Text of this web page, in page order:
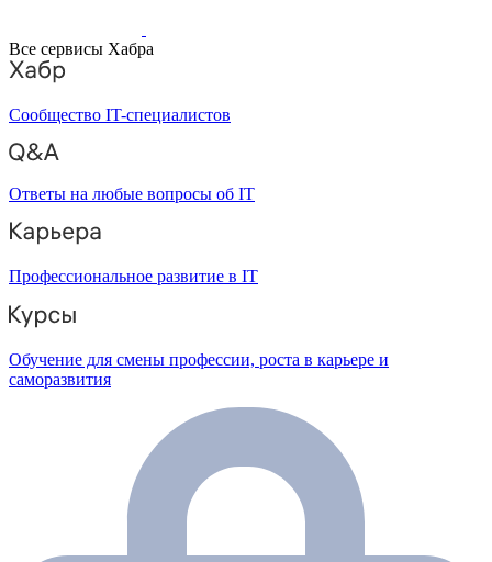
Все сервисы Хабра
Сообщество IT-специалистов
Ответы на любые вопросы об IT
Профессиональное развитие в IT
Обучение для смены профессии, роста в карьере и
саморазвития